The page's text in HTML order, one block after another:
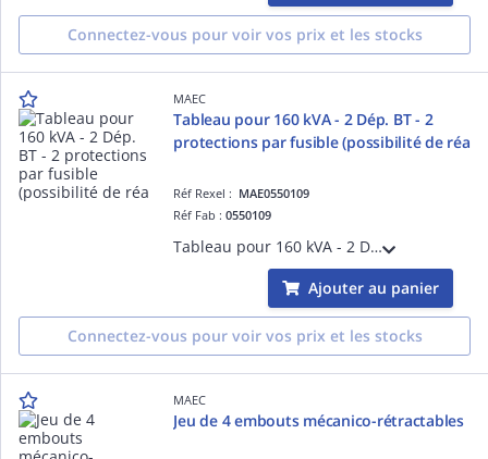
Connectez-vous pour voir vos prix et les stocks
MAEC
Tableau pour 160 kVA - 2 Dép. BT - 2
protections par fusible (possibilité de réa
Réf Rexel : MAE0550109
Réf Fab :0550109
Tableau pour 160 kVA - 2 Dép. BT - 2 protections par fusible (possibilité de réalimentation) - Sans EP - nomenclature Enedis : 6982120
Ajouter au panier
Connectez-vous pour voir vos prix et les stocks
MAEC
Jeu de 4 embouts mécanico-rétractables